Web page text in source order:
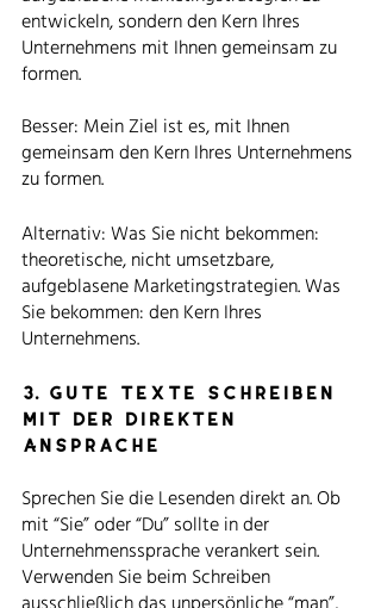
entwickeln, sondern den Kern Ihres
Unternehmens mit Ihnen gemeinsam zu
formen.
Besser: Mein Ziel ist es, mit Ihnen
gemeinsam den Kern Ihres Unternehmens
zu formen.
Alternativ: Was Sie nicht bekommen:
theoretische, nicht umsetzbare,
aufgeblasene Marketingstrategien. Was
Sie bekommen: den Kern Ihres
Unternehmens.
3. gute Texte schreiben
mit der direkten
Ansprache
Sprechen Sie die Lesenden direkt an. Ob
mit “Sie” oder “Du” sollte in der
Unternehmenssprache verankert sein.
Verwenden Sie beim Schreiben
ausschließlich das unpersönliche “man”,